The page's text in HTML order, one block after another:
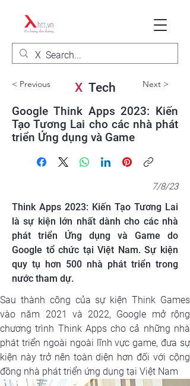
< Previous X Tech Next >
Google Think Apps 2023: Kiến
Tạo Tương Lai cho các nhà phát
triển Ứng dụng và Game
7/8/23
Think Apps 2023: Kiến Tạo Tương Lai
là sự kiện lớn nhất dành cho các nhà
phát triển Ứng dụng và Game do
Google tổ chức tại Việt Nam. Sự kiện
quy tụ hơn 500 nhà phát triển trong
nước tham dự.
Sau thành công của sự kiện Think Games
vào năm 2021 và 2022, Google mở rộng
chương trình Think Apps cho cả những nhà
phát triển ngoài ngoài lĩnh vực game, đưa sự
kiện này trở nên toàn diện hơn đối với cộng
đồng nhà phát triển ứng dụng tại Việt Nam